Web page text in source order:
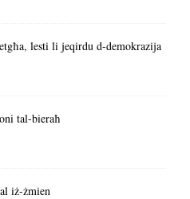
lesti li jeqirdu d-demokrazija
tal-bieraħ
iż-żmien